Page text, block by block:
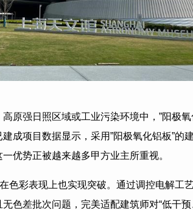
原强日照区域或工业污染环境中，”阳极
成项目数据显示，采用”阳极氧化铝板”的
一优势正被越来越多甲方业主所重视。
色彩表现上也实现突破。通过调控电解工
色差批次问题，完美适配建筑师对“低干预